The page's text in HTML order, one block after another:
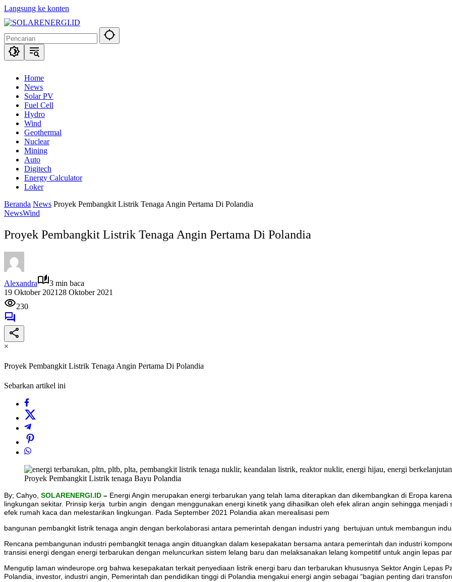
Langsung ke konten
Home
News
Solar PV
Fuel Cell
Hydro
Wind
Geothermal
Nuclear
Mining
Auto
Digitech
Energy Calculator
Loker
Beranda News Proyek Pembangkit Listrik Tenaga Angin Pertama Di Polandia
NewsWind
Proyek Pembangkit Listrik Tenaga Angin Pertama Di Polandia
Alexandra
3 min baca
19 Oktober 2021 28 Oktober 2021
230
×
Proyek Pembangkit Listrik Tenaga Angin Pertama Di Polandia
Sebarkan artikel ini
Proyek Pembangkit Listrik tenaga Bayu Polandia
By; Cahyo, SOLARENERGI.ID – Energi Angin merupakan energi terbarukan yang telah lama diterapkan dan dikembangkan di Eropa
lingkungan sekitar. Prinsip kerja turbin angin dengan menggunakan energi kinetik yang dihasilkan oleh efek aliran angin sehingga
efek rumah kaca dan melestarikan lingkungan. Pada September 2021 Polandia akan merealisasi pem
bangunan pembangkit listrik tenaga angin dengan berkolaborasi antara pemerintah dengan industri yang bertujuan untuk membangun
Rencana pembangunan industri pembangkit tenaga angin dituangkan dalam kesepakatan bersama antara pemerintah dan industri
transisi energi dengan energi terbarukan dengan meluncurkan sistem lelang baru dan melaksanakan lelang kompetitif untuk angin lepas
Mengutip laman windeurope.org bahwa kesepakatan terkait penyediaan listrik energi baru dan terbarukan khususnya Sektor Angin Lepas
Polandia, investor, industri angin, Pemerintah dan pendidikan tinggi di Polandia mengakui energi angin sebagai “bagian penting dari